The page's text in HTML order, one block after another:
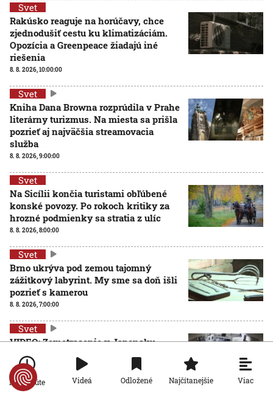
Svet
Rakúsko reaguje na horúčavy, chce
zjednodušiť cestu ku klimatizáciám.
Opozícia a Greenpeace žiadajú iné
riešenia
8. 8. 2026, 10:00:00
Svet
Kniha Dana Browna rozprúdila v Prahe
literárny turizmus. Na miesta sa prišla
pozrieť aj najväčšia streamovacia
služba
8. 8. 2026, 9:00:00
Svet
Na Sicílii končia turistami obľúbené
konské povozy. Po rokoch kritiky za
hrozné podmienky sa stratia z ulíc
8. 8. 2026, 8:00:00
Svet
Brno ukrýva pod zemou tajomný
zážitkový labyrint. My sme sa doň išli
pozrieť s kamerou
8. 8. 2026, 7:00:00
Svet
VIDEO: Zemetrasenie v Japonsku
zastihlo lekárov uprostred operácie,
pacienta chránili vlastnými telami
7. 8. 2026, 15:01:59
Po minúte Videá Odložené Najčítanejšie Viac